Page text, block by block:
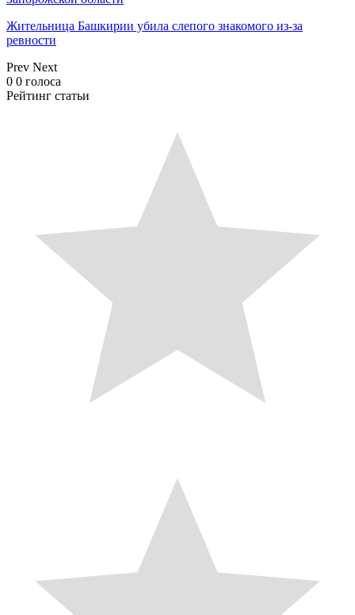
Жительница Башкирии убила слепого знакомого из-за
ревности
Prev Next
0 0 голоса
Рейтинг статьи